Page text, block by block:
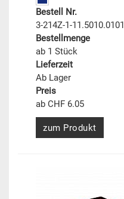
Bestell Nr.
3-214Z-1-11.5010.0101
Bestellmenge
ab 1 Stück
Lieferzeit
Ab Lager
Preis
ab CHF 6.05
zum Produkt